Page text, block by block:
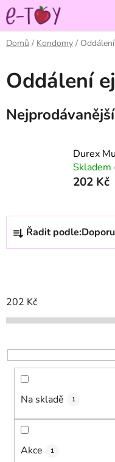
Přejít
na
obsah
Domů / Kondomy /
Oddálení
Nejprodávanější
Durex
Skladem
202 Kč
Ř
z
í
p
o
d
Řadit podle:
202 Kč
Na skladě 1
Akce 1